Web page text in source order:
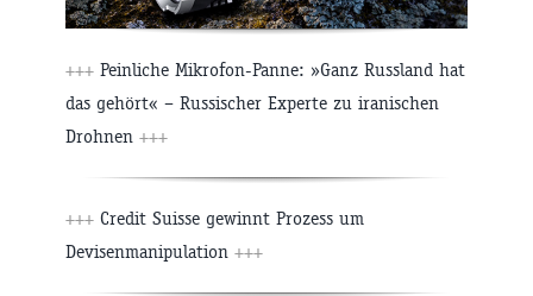
+++ Peinliche Mikrofon-Panne: »Ganz Russland hat
das gehört« – Russischer Experte zu iranischen
Drohnen +++
+++ Credit Suisse gewinnt Prozess um
Devisenmanipulation +++